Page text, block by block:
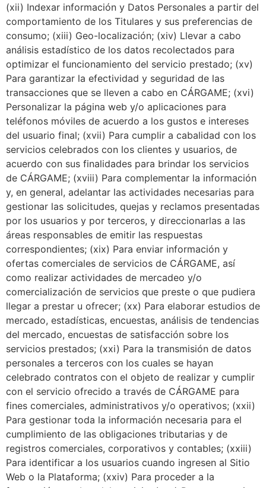
(xii) Indexar información y Datos Personales a partir del
comportamiento de los Titulares y sus preferencias de
consumo; (xiii) Geo-localización; (xiv) Llevar a cabo
análisis estadístico de los datos recolectados para
optimizar el funcionamiento del servicio prestado; (xv)
Para garantizar la efectividad y seguridad de las
transacciones que se lleven a cabo en CÁRGAME; (xvi)
Personalizar la página web y/o aplicaciones para
teléfonos móviles de acuerdo a los gustos e intereses
del usuario final; (xvii) Para cumplir a cabalidad con los
servicios celebrados con los clientes y usuarios, de
acuerdo con sus finalidades para brindar los servicios
de CÁRGAME; (xviii) Para complementar la información
y, en general, adelantar las actividades necesarias para
gestionar las solicitudes, quejas y reclamos presentadas
por los usuarios y por terceros, y direccionarlas a las
áreas responsables de emitir las respuestas
correspondientes; (xix) Para enviar información y
ofertas comerciales de servicios de CÁRGAME, así
como realizar actividades de mercadeo y/o
comercialización de servicios que preste o que pudiera
llegar a prestar u ofrecer; (xx) Para elaborar estudios de
mercado, estadísticas, encuestas, análisis de tendencias
del mercado, encuestas de satisfacción sobre los
servicios prestados; (xxi) Para la transmisión de datos
personales a terceros con los cuales se hayan
celebrado contratos con el objeto de realizar y cumplir
con el servicio ofrecido a través de CÁRGAME para
fines comerciales, administrativos y/o operativos; (xxii)
Para gestionar toda la información necesaria para el
cumplimiento de las obligaciones tributarias y de
registros comerciales, corporativos y contables; (xxiii)
Para identificar a los usuarios cuando ingresen al Sitio
Web o la Plataforma; (xxiv) Para proceder a la